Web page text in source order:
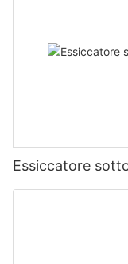
Essiccatore